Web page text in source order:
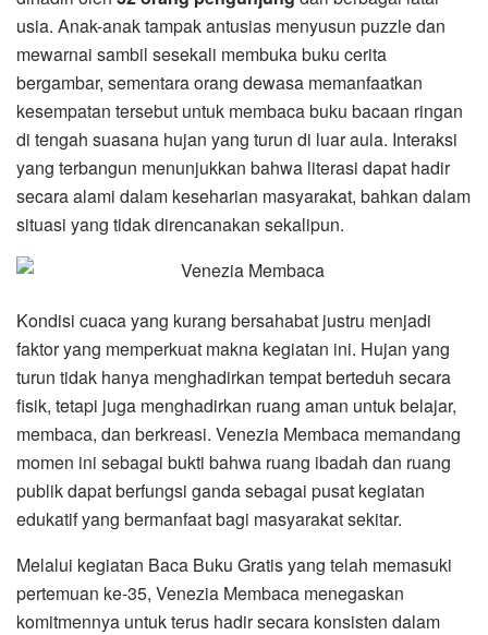
usia. Anak-anak tampak antusias menyusun puzzle dan
mewarnai sambil sesekali membuka buku cerita
bergambar, sementara orang dewasa memanfaatkan
kesempatan tersebut untuk membaca buku bacaan ringan
di tengah suasana hujan yang turun di luar aula. Interaksi
yang terbangun menunjukkan bahwa literasi dapat hadir
secara alami dalam keseharian masyarakat, bahkan dalam
situasi yang tidak direncanakan sekalipun.
Kondisi cuaca yang kurang bersahabat justru menjadi
faktor yang memperkuat makna kegiatan ini. Hujan yang
turun tidak hanya menghadirkan tempat berteduh secara
fisik, tetapi juga menghadirkan ruang aman untuk belajar,
membaca, dan berkreasi. Venezia Membaca memandang
momen ini sebagai bukti bahwa ruang ibadah dan ruang
publik dapat berfungsi ganda sebagai pusat kegiatan
edukatif yang bermanfaat bagi masyarakat sekitar.
Melalui kegiatan Baca Buku Gratis yang telah memasuki
pertemuan ke-35, Venezia Membaca menegaskan
komitmennya untuk terus hadir secara konsisten dalam